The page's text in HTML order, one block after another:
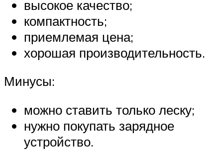
высокое качество;
компактность;
приемлемая цена;
хорошая производительность.
Минусы:
можно ставить только леску;
нужно покупать зарядное
устройство.